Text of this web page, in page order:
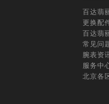
百达翡
更换配
百达翡
常见问
腕表资
服务中
北京各